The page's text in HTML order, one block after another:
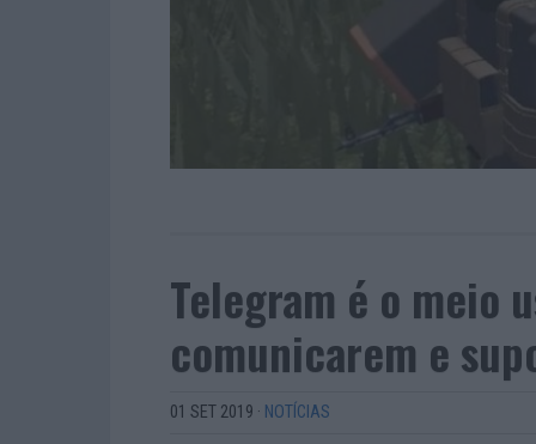
Telegram é o meio
comunicarem e
01 SET 2019 · NOTÍCIAS